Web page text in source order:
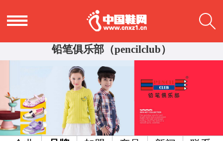
铅笔俱乐部（pencilclub）